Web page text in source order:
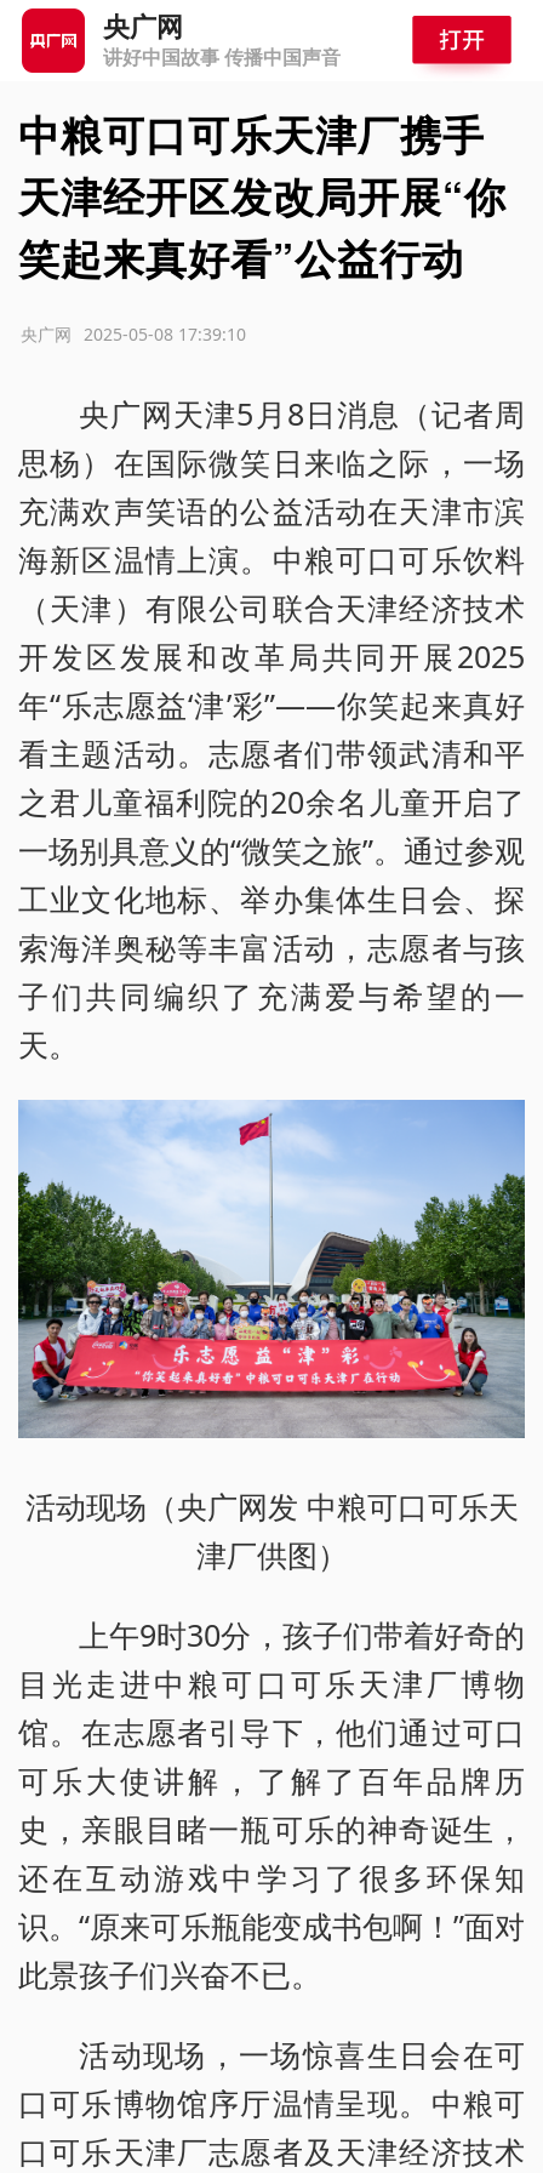
央广网
讲好中国故事 传播中国声音
中粮可口可乐天津厂携手
天津经开区发改局开展“你
笑起来真好看”公益行动
2025-05-08 17:39:10
央广网
央广网天津5月8日消息（记者周
思杨）在国际微笑日来临之际，一场
充满欢声笑语的公益活动在天津市滨
海新区温情上演。中粮可口可乐饮料
（天津）有限公司联合天津经济技术
开发区发展和改革局共同开展2025
年“乐志愿益‘津’彩”——你笑起来真好
看主题活动。志愿者们带领武清和平
之君儿童福利院的20余名儿童开启了
一场别具意义的“微笑之旅”。通过参观
工业文化地标、举办集体生日会、探
索海洋奥秘等丰富活动，志愿者与孩
子们共同编织了充满爱与希望的一
天。
活动现场（央广网发 中粮可口可乐天
津厂供图）
上午9时30分，孩子们带着好奇的
目光走进中粮可口可乐天津厂博物
馆。在志愿者引导下，他们通过可口
可乐大使讲解，了解了百年品牌历
史，亲眼目睹一瓶可乐的神奇诞生，
还在互动游戏中学习了很多环保知
识。“原来可乐瓶能变成书包啊！”面对
此景孩子们兴奋不已。
活动现场，一场惊喜生日会在可
口可乐博物馆序厅温情呈现。中粮可
口可乐天津厂志愿者及天津经济技术